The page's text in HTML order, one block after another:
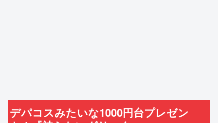
デパコスみたいな1000円台プレゼン